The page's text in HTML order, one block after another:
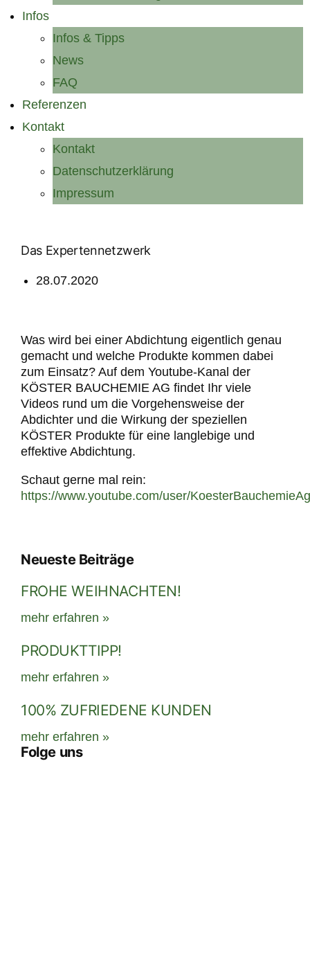
Infos
Infos & Tipps
News
FAQ
Referenzen
Kontakt
Kontakt
Datenschutzerklärung
Impressum
Das Expertennetzwerk
28.07.2020
Was wird bei einer Abdichtung eigentlich genau
gemacht und welche Produkte kommen dabei
zum Einsatz? Auf dem Youtube-Kanal der
KÖSTER BAUCHEMIE AG findet Ihr viele
Videos rund um die Vorgehensweise der
Abdichter und die Wirkung der speziellen
KÖSTER Produkte für eine langlebige und
effektive Abdichtung.
Schaut gerne mal rein:
https://www.youtube.com/user/
Neueste Beiträge
FROHE WEIHNACHTEN!
mehr erfahren »
PRODUKTTIPP!
mehr erfahren »
100% ZUFRIEDENE KUNDEN
mehr erfahren »
Folge uns